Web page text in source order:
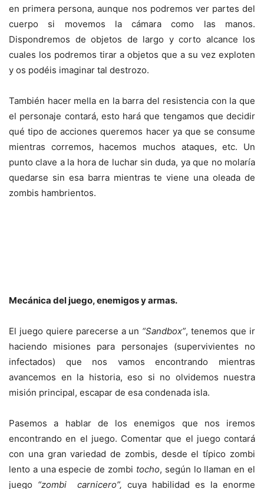
en primera persona, aunque nos podremos ver partes del
cuerpo si movemos la cámara como las manos.
Dispondremos de objetos de largo y corto alcance los
cuales los podremos tirar a objetos que a su vez exploten
y os podéis imaginar tal destrozo.
También hacer mella en la barra del resistencia con la que
el personaje contará, esto hará que tengamos que decidir
qué tipo de acciones queremos hacer ya que se consume
mientras corremos, hacemos muchos ataques, etc. Un
punto clave a la hora de luchar sin duda, ya que no molaría
quedarse sin esa barra mientras te viene una oleada de
zombis hambrientos.
Mecánica del juego, enemigos y armas.
El juego quiere parecerse a un “Sandbox”, tenemos que ir
haciendo misiones para personajes (supervivientes no
infectados) que nos vamos encontrando mientras
avancemos en la historia, eso si no olvidemos nuestra
misión principal, escapar de esa condenada isla.
Pasemos a hablar de los enemigos que nos iremos
encontrando en el juego. Comentar que el juego contará
con una gran variedad de zombis, desde el típico zombi
lento a una especie de zombi tocho, según lo llaman en el
juego “zombi carnicero”, cuya habilidad es la enorme